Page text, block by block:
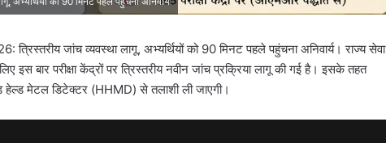
त्रिस्तरीय जांच व्यवस्था लागू, अभ्यर्थियों को 90 मिनट पहले पहुंचना अनिवार्य। राज्य सेवा
लिए इस बार परीक्षा केंद्रों पर त्रिस्तरीय नवीन जांच प्रक्रिया लागू की गई है। इसके तहत
हेल्ड मेटल डिटेक्टर (HHMD) से तलाशी ली जाएगी।